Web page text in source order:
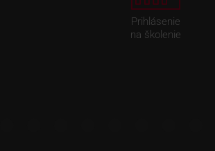
Prihlásenie
na školenie